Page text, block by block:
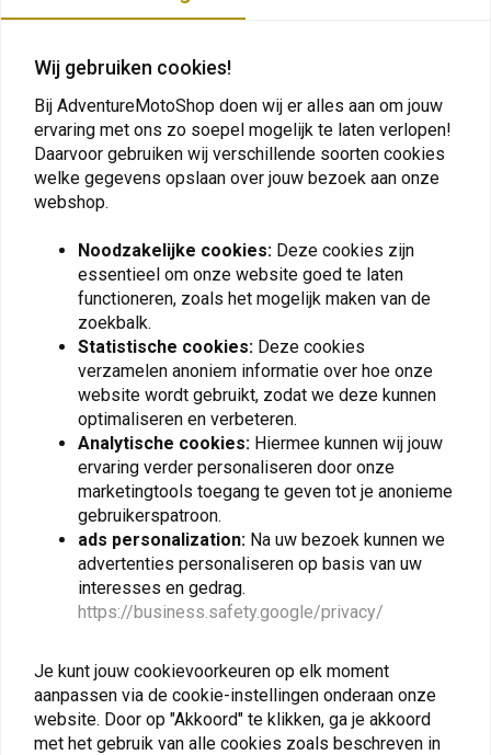
Plaats ook een review
Vergelijkbare producten
KEDO
Remvloeistof
reservoirdeksel schroef
OEM
€1,95
TOURATECH
Stroomkabel BMW CAN
BUS Universeel
€29,95
Wij gebruiken cookies!
Bij AdventureMotoShop doen wij er alles aan om jouw
ervaring met ons zo soepel mogelijk te laten verlopen!
Daarvoor gebruiken wij verschillende soorten cookies
welke gegevens opslaan over jouw bezoek aan onze
webshop.
Noodzakelijke cookies: Deze cookies zijn
essentieel om onze website goed te laten
functioneren, zoals het mogelijk maken van de
zoekbalk.
Statistische cookies: Deze cookies
verzamelen anoniem informatie over hoe onze
website wordt gebruikt, zodat we deze kunnen
optimaliseren en verbeteren.
Analytische cookies: Hiermee kunnen wij jouw
ervaring verder personaliseren door onze
marketingtools toegang te geven tot je anonieme
gebruikerspatroon.
ads personalization: Na uw bezoek kunnen we
advertenties personaliseren op basis van uw
interesses en gedrag.
https://business.safety.google/privacy/
Je kunt jouw cookievoorkeuren op elk moment
aanpassen via de cookie-instellingen onderaan onze
website. Door op "Akkoord" te klikken, ga je akkoord
met het gebruik van alle cookies zoals beschreven in